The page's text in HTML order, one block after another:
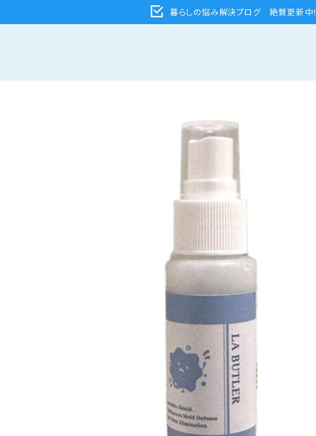
暮らしの悩み解決ブログ 絶賛更新中！